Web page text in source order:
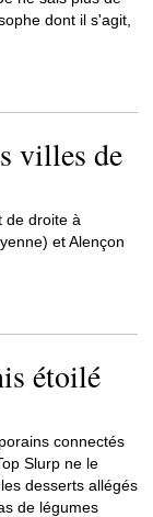
dont il s'agit,
villes de
de droite à
et Alençon
étoilé
connectés
Slurp ne le
desserts allégés
de légumes